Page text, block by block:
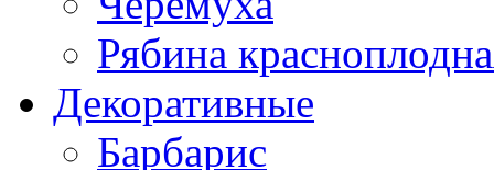
Рябина
Декоративные
Барбарис